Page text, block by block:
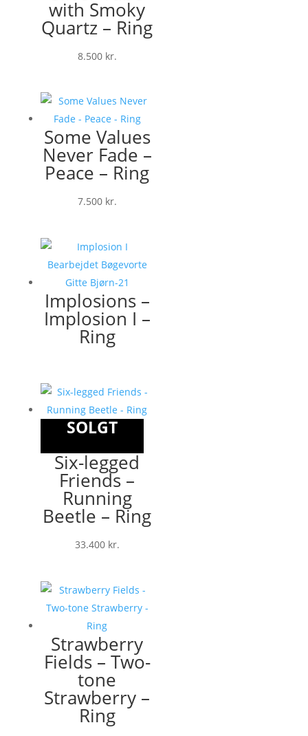
with Smoky
Quartz – Ring
8.500 kr.
Some Values
Never Fade –
Peace – Ring
7.500 kr.
Implosions –
Implosion I –
Ring
SOLGT
Six-legged
Friends –
Running
Beetle – Ring
33.400 kr.
Strawberry
Fields – Two-
tone
Strawberry –
Ring